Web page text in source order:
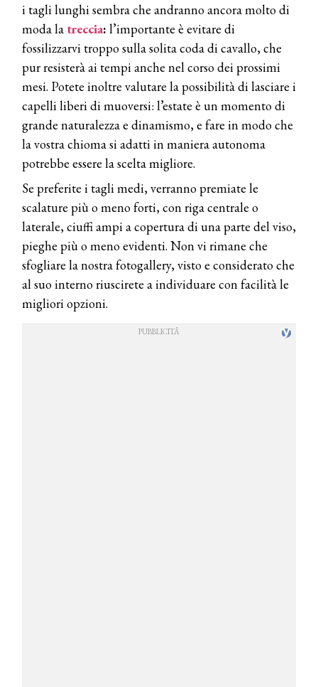
i tagli lunghi sembra che andranno ancora molto di
moda la treccia: l’importante è evitare di
fossilizzarvi troppo sulla solita coda di cavallo, che
pur resisterà ai tempi anche nel corso dei prossimi
mesi. Potete inoltre valutare la possibilità di lasciare i
capelli liberi di muoversi: l’estate è un momento di
grande naturalezza e dinamismo, e fare in modo che
la vostra chioma si adatti in maniera autonoma
potrebbe essere la scelta migliore.
Se preferite i tagli medi, verranno premiate le
scalature più o meno forti, con riga centrale o
laterale, ciuffi ampi a copertura di una parte del viso,
pieghe più o meno evidenti. Non vi rimane che
sfogliare la nostra fotogallery, visto e considerato che
al suo interno riuscirete a individuare con facilità le
migliori opzioni.